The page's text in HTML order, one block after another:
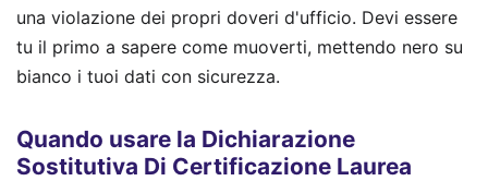
una violazione dei propri doveri d'ufficio. Devi essere
tu il primo a sapere come muoverti, mettendo nero su
bianco i tuoi dati con sicurezza.
Quando usare la Dichiarazione
Sostitutiva Di Certificazione Laurea